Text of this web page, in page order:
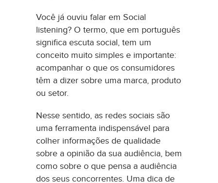
Você já ouviu falar em Social
listening? O termo, que em português
significa escuta social, tem um
conceito muito simples e importante:
acompanhar o que os consumidores
têm a dizer sobre uma marca, produto
ou setor.
Nesse sentido, as redes sociais são
uma ferramenta indispensável para
colher informações de qualidade
sobre a opinião da sua audiência, bem
como sobre o que pensa a audiência
dos seus concorrentes. Uma dica de